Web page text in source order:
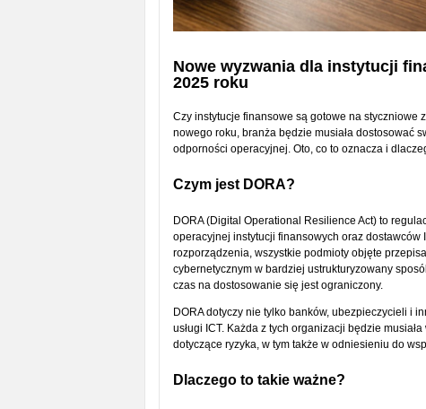
Nowe wyzwania dla instytucji
2025 roku
Czy instytucje finansowe są gotowe na styczniowe
nowego roku, branża będzie musiała dostosować
odporności operacyjnej. Oto, co to oznacza i
Czym jest DORA?
DORA (Digital Operational Resilience Act) to
operacyjnej instytucji finansowych oraz
rozporządzenia, wszystkie podmioty objęte
cybernetycznym w bardziej ustrukturyzowany
czas na dostosowanie się jest ograniczony.
DORA dotyczy nie tylko banków, ubezpieczycieli i
usługi ICT. Każda z tych organizacji będzie
dotyczące ryzyka, w tym także w odniesieniu do
Dlaczego to takie ważne?